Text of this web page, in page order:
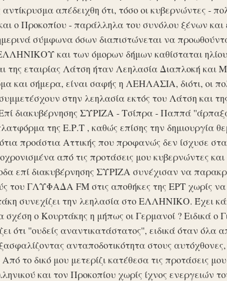
απέδειχθη ότι, τόσο οι κυβερνώντες -
ο Προκοπίου - παράλληλα του συνόλου ξένων
σύμφωνα όσων διαπιστώνεται να
και των όμορων δήμων καθίσταται ηλίου
της εταιρίας Λάτση ήταν Λεηλασία Διαπλοκή
και σήμερα, είναι σαφής η ΛΕΗΛΑΣΙΑ, διότι, οι
στην λεηλασία εκτός του Λάτση και
διακυβέρνησης ΣΥΡΙΖΑ - Τσίπρα - Παππά
της Ε.Ρ.Τ , καθώς επίσης την δημιουργία
προάστια Αττικής που προφανώς δεν ίσχυσε
από τις προτάσεις μου κυβερνώντες
επί διακυβέρνησης ΣΥΡΙΖΑ συνέχισαν να
του ΓΛΥΦΑΔΑ FM στις αποθήκες της ΕΡΤ χωρίς
συνεχίζει την λεηλασία στο ΕΛΛΗΝΙΚΟ. Έχει
ο Κουρτάκης η μήπως οι Γερμανοί ? Ειδικά ο
ότι ''ουδείς αναντικατάστατος'', ειδικά όταν όλα
ανταποδοτικότητα στους
το δικό μου μετερίζι κατέθεσα τις προτάσεις
και τον Προκοπίου χωρίς ίχνος ενεργειών